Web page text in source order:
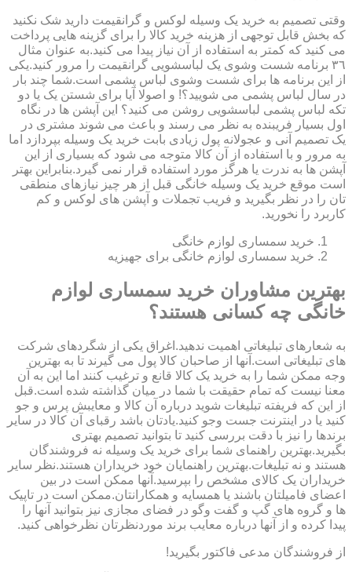
وقتی تصمیم به خرید یک وسیله لوکس و گرانقیمت دارید شک نکنید
که بخش قابل توجهی از هزینه خرید کالا را برای گزینه هایی پرداخت
می کنید که کمتر به استفاده از آن نیاز پیدا می کنید.به عنوان مثال
٣٦ برنامه شست وشوی یک لباسشویی گرانقیمت را مرور کنید.یکی
از این برنامه ها برای شست وشوی لباس پشمی است.شما چند بار
در سال لباس پشمی می شویید؟! و اصولا آیا برای شستن یک یا دو
تکه لباس پشمی لباسشویی روشن می کنید؟ این آپشن ها در نگاه
اول بسیار فریبنده به نظر می رسند و باعث می شوند مشتری در
یک تصمیم آنی و عجولانه پول زیادی بابت خرید یک وسیله بپردازد اما
به مرور و با استفاده از آن کالا متوجه می شود که بسیاری از این
آپشن ها به ندرت یا هرگز مورد استفاده قرار نمی گیرد.بنابراین بهتر
است موقع خرید یک وسیله خانگی قبل از هر چیز نیازهای منطقی
تان را در نظر بگیرید و فریب تجملات و آپشن های لوکس و کم
کاربرد را نخورید.
خرید سمساری لوازم خانگی
خرید سمساری لوازم خانگی برای جهیزیه
بهترین مشاوران خرید سمساری لوازم
خانگی چه کسانی هستند؟
به شعارهای تبلیغاتی اهمیت ندهید.اغراق یکی از شگردهای شرکت
های تبلیغاتی است.آنها از صاحبان کالا پول می گیرند تا به بهترین
وجه ممکن شما را به خرید یک کالا قانع و ترغیب کنند اما این به آن
معنا نیست که تمام حقیقت با شما در میان گذاشته شده است.قبل
از این که فریفته تبلیغات شوید درباره آن کالا و معایبش پرس و جو
کنید یا در اینترنت جست وجو کنید.یادتان باشد رقبای آن کالا در سایر
برندها را نیز با دقت بررسی کنید تا بتوانید تصمیم بهتری
بگیرید.بهترین راهنمای شما برای خرید یک وسیله نه فروشندگان
هستند و نه تبلیغات.بهترین راهنمایان خود خریداران هستند.نظر سایر
خریداران یک کالای مشخص را بپرسید.آنها ممکن است در بین
اعضای فامیلتان باشند یا همسایه و همکارانتان.ممکن است در تاپیک
ها و گروه های گپ و گفت وگو در فضای مجازی نیز بتوانید آنها را
پیدا کرده و از آنها درباره معایب برند موردنظرتان نظرخواهی کنید.
از فروشندگان مدعی فاکتور بگیرید!